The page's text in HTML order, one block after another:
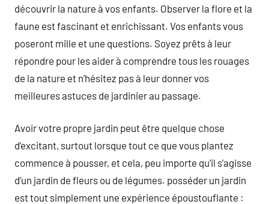
découvrir la nature à vos enfants. Observer la flore et la
faune est fascinant et enrichissant. Vos enfants vous
poseront mille et une questions. Soyez prêts à leur
répondre pour les aider à comprendre tous les rouages
de la nature et n’hésitez pas à leur donner vos
meilleures astuces de jardinier au passage.
Avoir votre propre jardin peut être quelque chose
d’excitant, surtout lorsque tout ce que vous plantez
commence à pousser, et cela, peu importe qu’il s’agisse
d’un jardin de fleurs ou de légumes. posséder un jardin
est tout simplement une expérience époustouflante :